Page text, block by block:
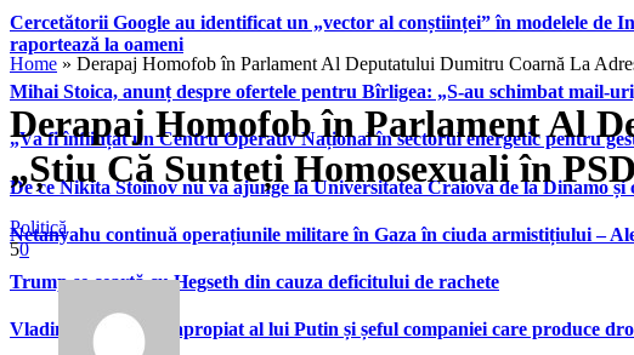
Cercetătorii Google au identificat un „vector al conștiinței” în modelele
raportează la oameni
Mihai Stoica, anunț despre ofertele pentru Bîrligea: „S-au schimbat mail-
„Va fi înființat un Centru Operativ Național în sectorul energetic pentru
De ce Nikita Stoinov nu va ajunge la Universitatea Craiova de la Dinamo
Netanyahu continuă operațiunile militare în Gaza în ciuda armistițiului –
Trump se ceartă cu Hegseth din cauza deficitului de rachete
Vladimir Tkachuk, apropiat al lui Putin și șeful companiei care produce
Home » Derapaj Homofob în Parlament Al Deputatului Dumitru Coarnă La
Derapaj Homofob în Parlament Al
„Știu Că Sunteți Homosexuali în
Politică
50